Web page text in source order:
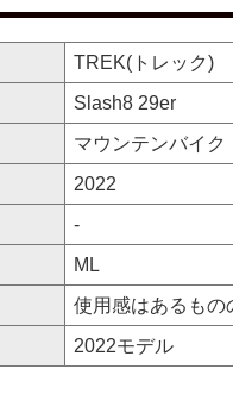
TREK(トレック)
Slash8 29er
マウンテンバイク
2022
-
ML
使用感はあるもの
2022モデル